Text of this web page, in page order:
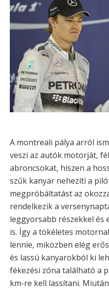
A montreali pálya arról
veszi az autók motorját,
abroncsokat, hiszen a
szűk kanyar nehezíti a
megpróbáltatást az
rendelkezik a
leggyorsabb részekkel és
is. Így a tökéletes
lennie, miközben elég
és lassú kanyarokból ki
fékezési zóna található a
km-re kell lassítani.